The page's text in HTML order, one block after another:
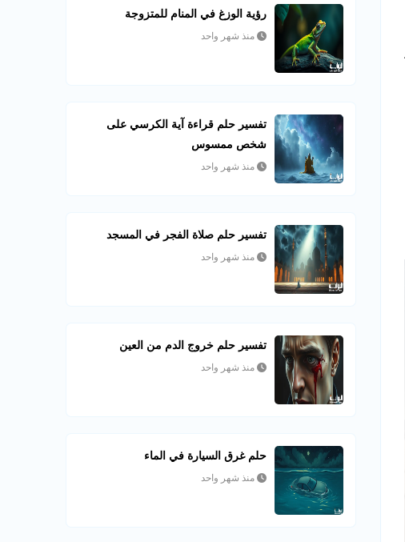
رؤية الوزغ في المنام للمتزوجة
منذ شهر واحد
تفسير حلم قراءة آية الكرسي على
شخص ممسوس
منذ شهر واحد
تفسير حلم صلاة الفجر في المسجد
منذ شهر واحد
تفسير حلم خروج الدم من العين
منذ شهر واحد
حلم غرق السيارة في الماء
منذ شهر واحد